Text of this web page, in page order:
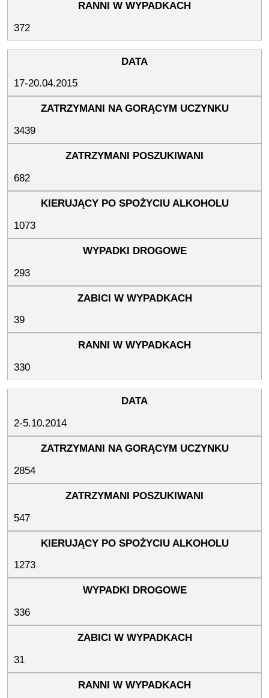
372
17-20.04.2015
3439
682
1073
293
39
330
2-5.10.2014
2854
547
1273
336
31